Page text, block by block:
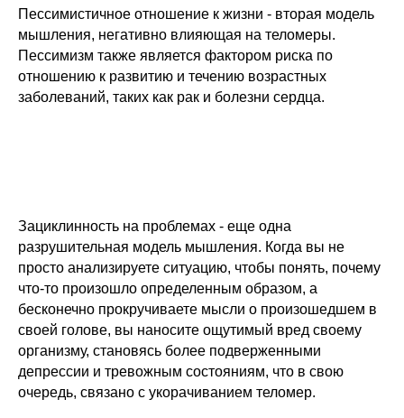
Пессимистичное отношение к жизни - вторая модель
мышления, негативно влияющая на теломеры.
Пессимизм также является фактором риска по
отношению к развитию и течению возрастных
заболеваний, таких как рак и болезни сердца.
Зациклинность на проблемах - еще одна
разрушительная модель мышления. Когда вы не
просто анализируете ситуацию, чтобы понять, почему
что-то произошло определенным образом, а
бесконечно прокручиваете мысли о произошедшем в
своей голове, вы наносите ощутимый вред своему
организму, становясь более подверженными
депрессии и тревожным состояниям, что в свою
очередь, связано с укорачиванием теломер.